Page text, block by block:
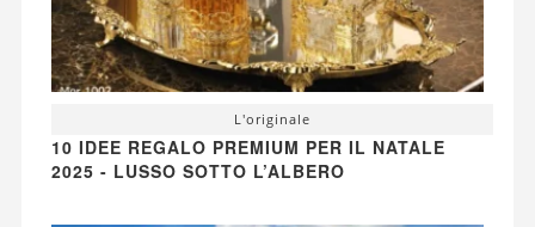
L'originale
10 IDEE REGALO PREMIUM PER IL NATALE
2025 - LUSSO SOTTO L’ALBERO